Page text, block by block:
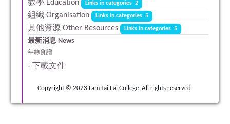
教學 Education Links in categories 2
組織 Organisation Links in categories 5
其他資源 Other Resources Links in categories 5
最新消息 News
年糕食譜
- 下載文件
Copyright © 2023 Lam Tai Fai College. All rights reserved.